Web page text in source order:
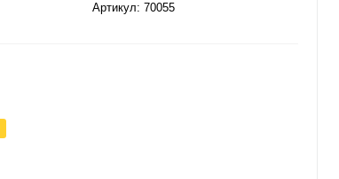
Артикул: 70055